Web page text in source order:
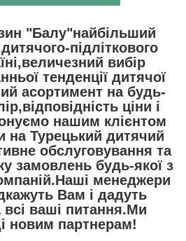
"Балу"найбільший
підліткового
вибір
тенденції дитячої
асортимент на будь-
ціни і
нашим клієнтом
на Турецький дитячий
обслуговування та
замовлень будь-якої з
менеджери
Вам і дадуть
всі ваші питання.Ми
новим партнерам!